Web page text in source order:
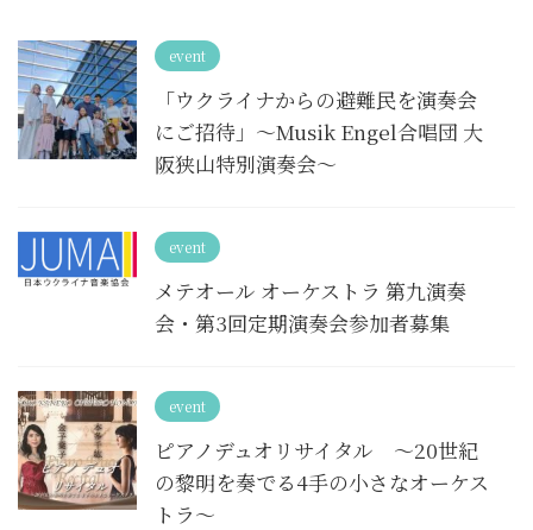
event
「ウクライナからの避難民を演奏会
にご招待」～Musik Engel合唱団 大
阪狭山特別演奏会～
event
メテオール オーケストラ 第九演奏
会・第3回定期演奏会参加者募集
event
ピアノデュオリサイタル 〜20世紀
の黎明を奏でる4手の小さなオーケス
トラ〜